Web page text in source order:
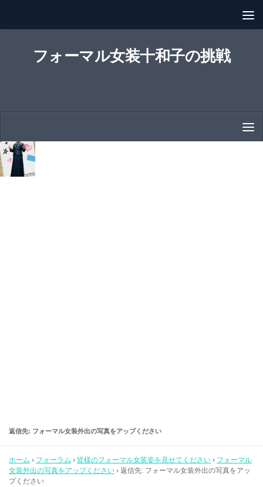
フォーマル女装十和子の挑戦
返信先: フォーマル女装外出の写真をアップください
ホーム › フォーラム › 皆様のフォーマル女装姿を見せてください › フォーマル
女装外出の写真をアップください › 返信先: フォーマル女装外出の写真をアッ
プください